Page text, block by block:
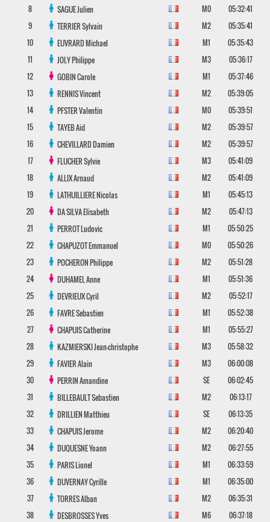
8
SAGUEJulien M0
05:32:41
9
TERRIERSylvain M2
05:35:41
10
EUVRARDMichael M1
05:35:43
11
JOLYPhilippe M3
05:36:17
12
GOBINCarole M1
05:37:46
13
RENNISVincent M2
05:39:05
14
PFSTERValentin M0
05:39:51
15
TAYEBAid M2
05:39:57
16
CHEVILLARDDamien M2
05:39:57
17
FLUCHERSylvie M3
05:41:09
18
ALLIXArnaud M2
05:41:09
19
LATHUILLIERENicolas M1
05:45:13
20
DA SILVAElisabeth M2
05:47:13
21
PERROTLudovic M1
05:50:25
22
CHAPUZOTEmmanuel M0
05:50:26
23
POCHERONPhilippe M2
05:51:28
24
DUHAMELAnne M1
05:51:36
25
DEVRIEUXCyril M2
05:52:17
26
FAVRESebastien M1
05:52:38
27
CHAPUISCatherine M1
05:55:27
28
KAZMIERSKIJean-christophe M3
05:58:32
29
FAVIERAlain M3
06:00:08
30
PERRINAmandine SE
06:02:45
31
BILLEBAULTSebastien M2
06:13:17
32
DRILLIENMatthieu SE
06:13:35
33
CHAPUISJerome M2
06:20:40
34
DUQUESNEYoann M2
06:27:55
35
PARISLionel M1
06:33:59
36
DUVERNAYCyrille M1
06:35:00
37
TORRESAlban M2
06:35:31
38
DESBROSSESYves M6
06:37:18